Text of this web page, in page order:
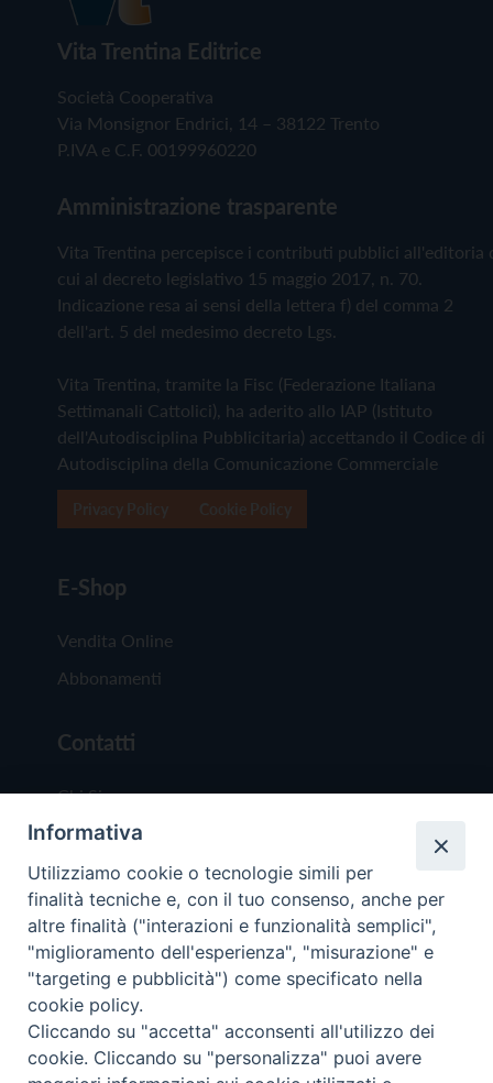
Vita Trentina Editrice
Società Cooperativa
Via Monsignor Endrici, 14 – 38122 Trento
P.IVA e C.F. 00199960220
Amministrazione trasparente
Vita Trentina percepisce i contributi pubblici all'editoria
cui al decreto legislativo 15 maggio 2017, n. 70.
Indicazione resa ai sensi della lettera f) del comma 2
dell'art. 5 del medesimo decreto Lgs.
Vita Trentina, tramite la Fisc (Federazione Italiana
Settimanali Cattolici), ha aderito allo IAP (Istituto
dell'Autodisciplina Pubblicitaria) accettando il Codice di
Autodisciplina della Comunicazione Commerciale
E-Shop
Vendita Online
Abbonamenti
Contatti
Chi Siamo
Redazione
Scrivici
Copyright © 2019 - Tutti i diritti riservati - Vita
Trentina Editrice
Informativa
Utilizziamo cookie o tecnologie simili per
finalità tecniche e, con il tuo consenso, anche per
altre finalità ("interazioni e funzionalità semplici",
"miglioramento dell'esperienza", "misurazione" e
"targeting e pubblicità") come specificato nella
cookie policy.
Cliccando su "accetta" acconsenti all'utilizzo dei
cookie. Cliccando su "personalizza" puoi avere